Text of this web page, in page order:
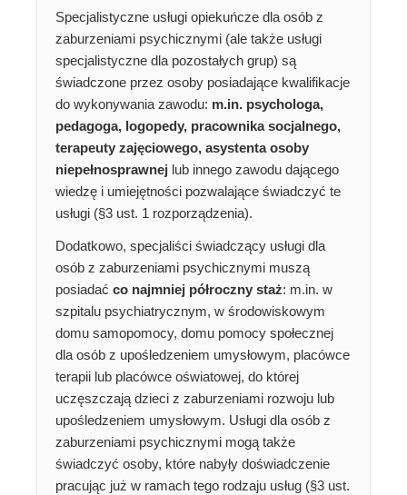
Specjalistyczne usługi opiekuńcze dla osób z
zaburzeniami psychicznymi (ale także usługi
specjalistyczne dla pozostałych grup) są
świadczone przez osoby posiadające kwalifikacje
do wykonywania zawodu: m.in. psychologa,
pedagoga, logopedy, pracownika socjalnego,
terapeuty zajęciowego, asystenta osoby
niepełnosprawnej lub innego zawodu dającego
wiedzę i umiejętności pozwalające świadczyć te
usługi (§3 ust. 1 rozporządzenia).
Dodatkowo, specjaliści świadczący usługi dla
osób z zaburzeniami psychicznymi muszą
posiadać co najmniej półroczny staż: m.in. w
szpitalu psychiatrycznym, w środowiskowym
domu samopomocy, domu pomocy społecznej
dla osób z upośledzeniem umysłowym, placówce
terapii lub placówce oświatowej, do której
uczęszczają dzieci z zaburzeniami rozwoju lub
upośledzeniem umysłowym. Usługi dla osób z
zaburzeniami psychicznymi mogą także
świadczyć osoby, które nabyły doświadczenie
pracując już w ramach tego rodzaju usług (§3 ust.